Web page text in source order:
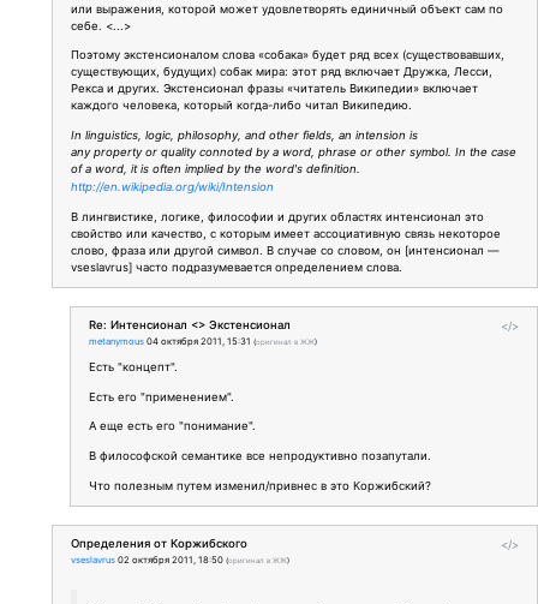
или выражения, которой может удовлетворять единичный объект сам по
себе. <...>
Поэтому экстенсионалом слова «собака» будет ряд всех (существовавших,
существующих, будущих) собак мира: этот ряд включает Дружка, Лесси,
Рекса и других. Экстенсионал фразы «читатель Википедии» включает
каждого человека, который когда-либо читал Википедию.
In linguistics, logic, philosophy, and other fields, an intension is
any property or quality connoted by a word, phrase or other symbol. In the case
of a word, it is often implied by the word's definition.
http://en.wikipedia.org/wiki/Intension
В лингвистике, логике, философии и других областях интенсионал это
свойство или качество, с которым имеет ассоциативную связь некоторое
слово, фраза или другой символ. В случае со словом, он [интенсионал —
vseslavrus] часто подразумевается определением слова.
</>
Re: Интенсионал <> Экстенсионал
metanymous 04 октября 2011, 15:31 (оригинал в ЖЖ)
Есть "концепт".
Есть его "применением".
А еще есть его "понимание".
В философской семантике все непродуктивно позапутали.
Что полезным путем изменил/привнес в это Коржибский?
</>
Определения от Коржибского
vseslavrus 02 октября 2011, 18:50 (оригинал в ЖЖ)